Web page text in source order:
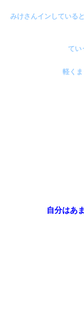
みけさんインしている
てい
軽く
自分はあ